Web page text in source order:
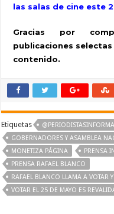
las salas de cine este
Gracias por
publicaciones
contenido.
Etiquetas
GOBERNADORES Y ASAMBLEA
MONETIZA PÁGINA
PRENSA
PRENSA RAFAEL BLANCO
RAFAEL BLANCO LLAMA A VOTAR
VOTAR EL 25 DE MAYO ES